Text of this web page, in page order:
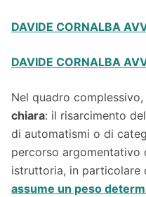
DAVIDE CORNALBA
DAVIDE CORNALBA
Nel quadro complessivo,
chiara: il risarcimento
di automatismi o di
percorso argomentativo
istruttoria, in particolare
assume un peso